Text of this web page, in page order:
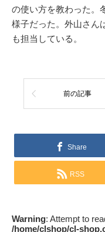
の使い方を教わった。
様子だった。外山さん
も担当している。
前の記事
Share
RSS
Warning: Attempt to
/home/clshop/cl-